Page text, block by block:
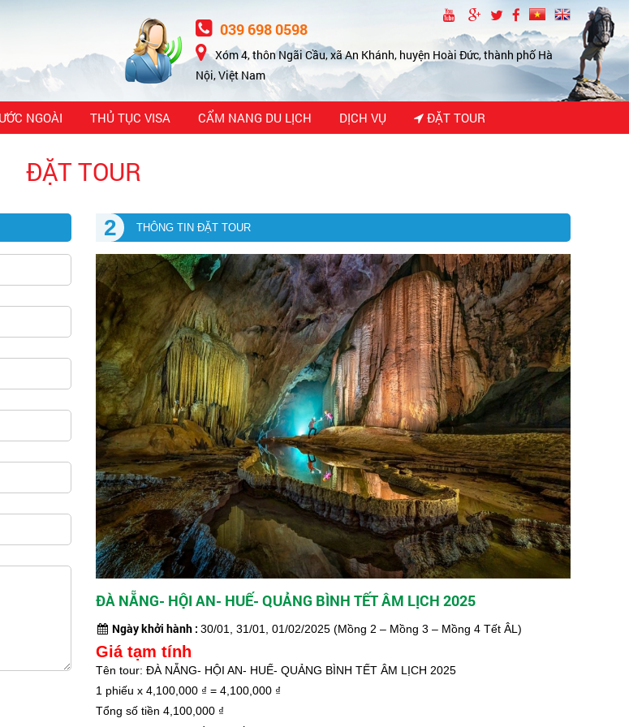
039 698 0598
Xóm 4, thôn Ngãi Cầu, xã An Khánh, huyện Hoài Đức, thành phố Hà
Nội, Việt Nam
NGOÀI THỦ TỤC VISA CẨM NANG DU LỊCH DỊCH VỤ ĐẶT TOUR
ĐẶT TOUR
THÔNG TIN ĐẶT TOUR
2
ĐÀ NẴNG- HỘI AN- HUẾ- QUẢNG BÌNH TẾT ÂM LỊCH 2025
Ngày khởi hành : 30/01, 31/01, 01/02/2025 (Mồng 2 – Mồng 3 – Mồng 4 Tết ÂL)
Giá tạm tính
Tên tour: ĐÀ NẴNG- HỘI AN- HUẾ- QUẢNG BÌNH TẾT ÂM LỊCH 2025
1 phiếu x 4,100,000 ₫ = 4,100,000 ₫
Tổng số tiền 4,100,000 ₫